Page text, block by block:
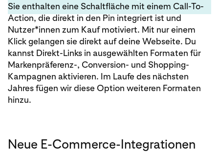
Sie enthalten eine Schaltfläche mit einem Call-To-
Action, die direkt in den Pin integriert ist und
Nutzer*innen zum Kauf motiviert. Mit nur einem
Klick gelangen sie direkt auf deine Webseite. Du
kannst Direkt-Links in ausgewählten Formaten für
Markenpräferenz-, Conversion- und Shopping-
Kampagnen aktivieren. Im Laufe des nächsten
Jahres fügen wir diese Option weiteren Formaten
hinzu.
Neue E-Commerce-Integrationen